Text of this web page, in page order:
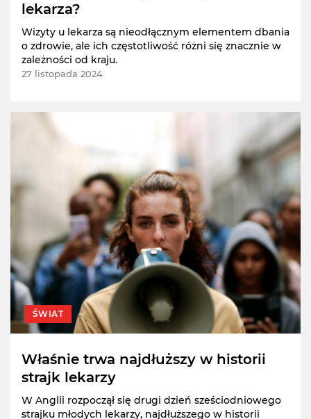
lekarza?
Wizyty u lekarza są nieodłącznym elementem dbania
o zdrowie, ale ich częstotliwość różni się znacznie w
zależności od kraju.
27 listopada 2024
ŚWIAT
Właśnie trwa najdłuższy w historii
strajk lekarzy
W Anglii rozpoczął się drugi dzień sześciodniowego
strajku młodych lekarzy, najdłuższego w historii